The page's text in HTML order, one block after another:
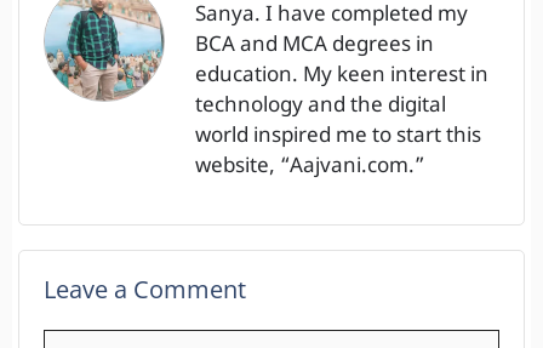
Sanya. I have completed my
BCA and MCA degrees in
education. My keen interest in
technology and the digital
world inspired me to start this
website, “Aajvani.com.”
Leave a Comment